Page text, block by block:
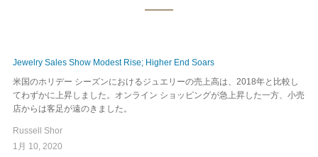
Jewelry Sales Show Modest Rise; Higher End Soars
米国のホリデー シーズンにおけるジュエリーの売上高は、2018年と比較し
てわずかに上昇しました。オンライン ショッピングが急上昇した一方、小売
店からは客足が遠のきました。
Russell Shor
1月 10, 2020